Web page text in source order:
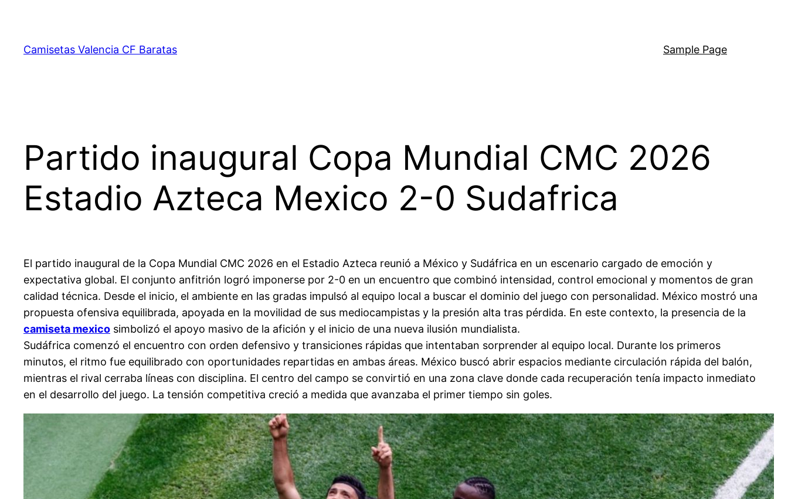
contenido
Camisetas Valencia CF Baratas Sample Page
Partido inaugural Copa Mundial CMC 2026
Estadio Azteca Mexico 2-0 Sudafrica
El partido inaugural de la Copa Mundial CMC 2026 en el Estadio Azteca reunió a México y Sudáfrica en un escenario cargado de emoción y
expectativa global. El conjunto anfitrión logró imponerse por 2-0 en un encuentro que combinó intensidad, control emocional y momentos de gran
calidad técnica. Desde el inicio, el ambiente en las gradas impulsó al equipo local a buscar el dominio del juego con personalidad. México mostró una
propuesta ofensiva equilibrada, apoyada en la movilidad de sus mediocampistas y la presión alta tras pérdida. En este contexto, la presencia de la
camiseta mexico simbolizó el apoyo masivo de la afición y el inicio de una nueva ilusión mundialista.
Sudáfrica comenzó el encuentro con orden defensivo y transiciones rápidas que intentaban sorprender al equipo local. Durante los primeros
minutos, el ritmo fue equilibrado con oportunidades repartidas en ambas áreas. México buscó abrir espacios mediante circulación rápida del balón,
mientras el rival cerraba líneas con disciplina. El centro del campo se convirtió en una zona clave donde cada recuperación tenía impacto inmediato
en el desarrollo del juego. La tensión competitiva creció a medida que avanzaba el primer tiempo sin goles.